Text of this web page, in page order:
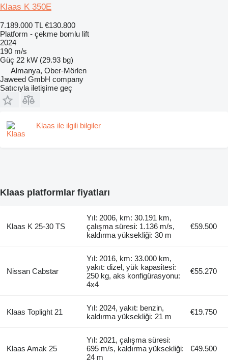
Klaas K 350E
7.189.000 TL €130.800
Platform - çekme bomlu lift
2024
190 m/s
Güç 22 kW (29.93 bg)
Almanya, Ober-Mörlen
Jaweed GmbH company
Satıcıyla iletişime geç
Klaas ile ilgili bilgiler
Klaas platformlar fiyatları
Klaas K 25-30 TS
Yıl: 2006, km: 30.191 km,
çalışma süresi: 1.136 m/s,
kaldırma yüksekliği: 30 m
€59.500
Nissan Cabstar
Yıl: 2016, km: 33.000 km,
yakıt: dizel, yük kapasitesi:
250 kg, aks konfigürasyonu:
4x4
€55.270
Klaas Toplight 21
Yıl: 2024, yakıt: benzin,
kaldırma yüksekliği: 21 m
€19.750
Klaas Amak 25
Yıl: 2021, çalışma süresi:
695 m/s, kaldırma yüksekliği:
24 m
€49.500